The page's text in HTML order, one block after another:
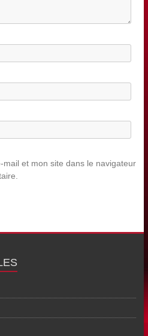
et mon site dans le navigateur